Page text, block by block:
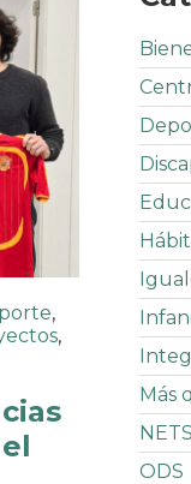
,
,
Más
ODS